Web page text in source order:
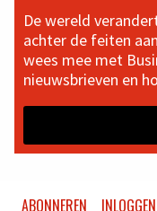
De wereld
achter de feiten
wees mee met
nieuwsbrieven en
ABONNEREN INLOGGEN